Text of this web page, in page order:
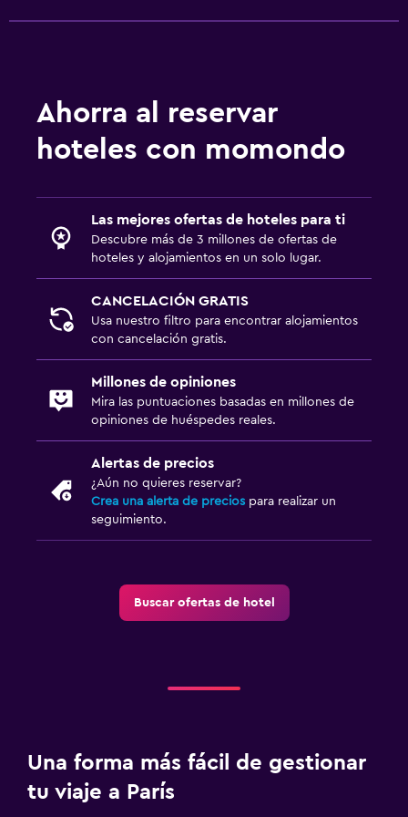
Ideal para familias
Ahorra al reservar
hoteles con momondo
Las mejores ofertas de hoteles para ti
Descubre más de 3 millones de ofertas de
hoteles y alojamientos en un solo lugar.
CANCELACIÓN GRATIS
Usa nuestro filtro para encontrar alojamientos
con cancelación gratis.
Millones de opiniones
Mira las puntuaciones basadas en millones de
opiniones de huéspedes reales.
Alertas de precios
¿Aún no quieres reservar?
Crea una alerta de precios para realizar un
seguimiento.
Buscar ofertas de hotel
Una forma más fácil de gestionar
tu viaje a París